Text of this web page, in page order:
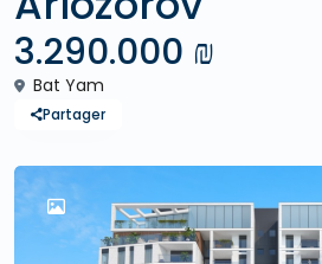
3.290.000 ₪
Bat Yam
Partager